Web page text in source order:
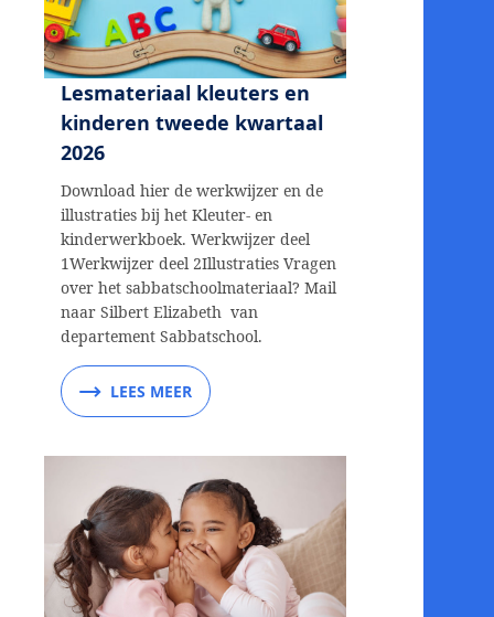
Lesmateriaal kleuters en
kinderen tweede kwartaal
2026
Download hier de werkwijzer en de
illustraties bij het Kleuter- en
kinderwerkboek. Werkwijzer deel
1Werkwijzer deel 2Illustraties Vragen
over het sabbatschoolmateriaal? Mail
naar Silbert Elizabeth van
departement Sabbatschool.
LEES MEER